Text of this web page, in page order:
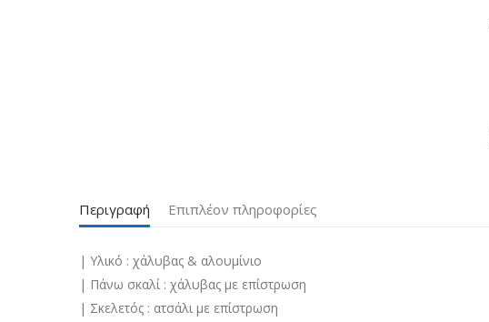
Περιγραφή Επιπλέον πληροφορίες
| Υλικό : χάλυβας & αλουμίνιο
| Πάνω σκαλί : χάλυβας με επίστρωση
| Σκελετός : ατσάλι με επίστρωση